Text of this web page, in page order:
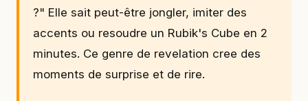
?" Elle sait peut-être jongler, imiter des
accents ou resoudre un Rubik's Cube en 2
minutes. Ce genre de revelation cree des
moments de surprise et de rire.